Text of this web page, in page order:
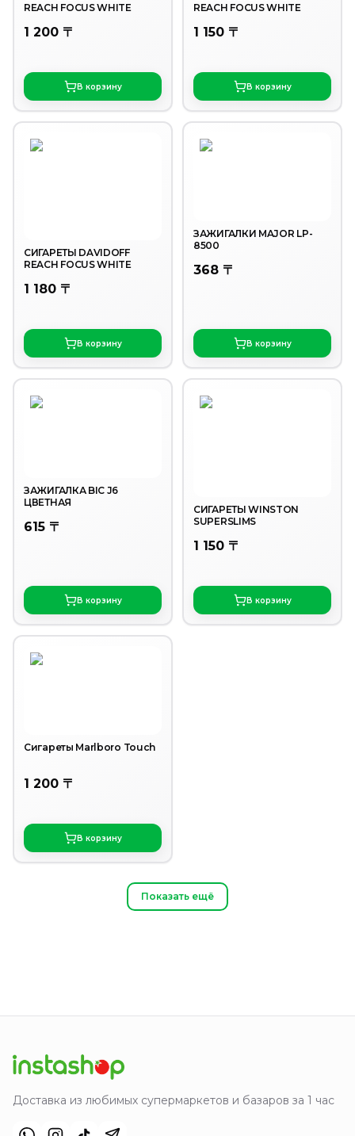
REACH FOCUS WHITE
1 200 〒
В корзину
REACH FOCUS WHITE
1 150 〒
В корзину
СИГАРЕТЫ DAVIDOFF
REACH FOCUS WHITE
1 180 〒
В корзину
ЗАЖИГАЛКИ MAJOR LP-
8500
368 〒
В корзину
ЗАЖИГАЛКА BIC J6
ЦВЕТНАЯ
615 〒
В корзину
СИГАРЕТЫ WINSTON
SUPERSLIMS
1 150 〒
В корзину
Сигареты Marlboro Touch
1 200 〒
В корзину
Показать ещё
Доставка из любимых супермаркетов и базаров за 1 час